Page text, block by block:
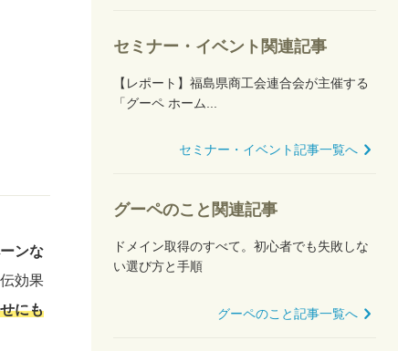
ンな
効果
にも
セミナー・イベント関連記事
【レポート】福島県商工会連合会が主催する
「グーペ ホーム...
セミナー・イベント記事一覧へ
グーペのこと関連記事
ドメイン取得のすべて。初心者でも失敗しな
い選び方と手順
グーペのこと記事一覧へ